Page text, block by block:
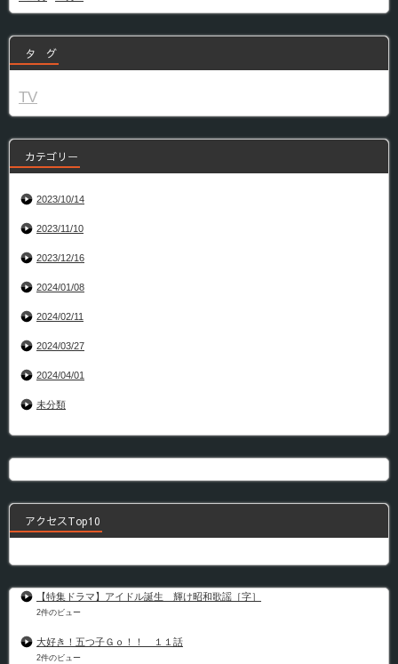
タ グ
TV
カテゴリー
2023/10/14
2023/11/10
2023/12/16
2024/01/08
2024/02/11
2024/03/27
2024/04/01
未分類
アクセスTop10
【特集ドラマ】アイドル誕生 輝け昭和歌謡［字］
2件のビュー
大好き！五つ子Ｇｏ！！ １１話
2件のビュー